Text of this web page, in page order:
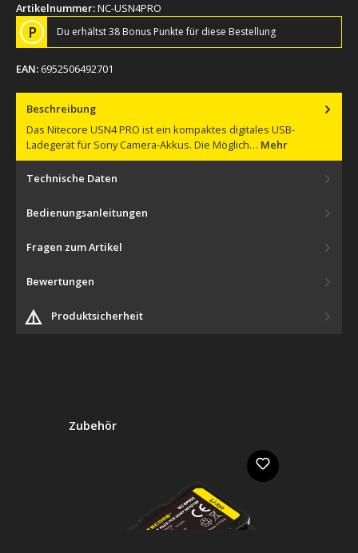
Artikelnummer:NC-USN4PRO
P Du erhältst 38 Bonus Punkte für diese Bestellung
EAN: 6952506492701
Beschreibung
Das Nitecore USN4 PRO ist ein kompaktes digitales USB-
Ladegerät für Sony Camera-Akkus. Die Möglich… Mehr
Technische Daten
Bedienungsanleitungen
⚠️ Produktsicherheit
Fragen zum Artikel
Bewertungen
Produktgalerie überspringen
Zubehör